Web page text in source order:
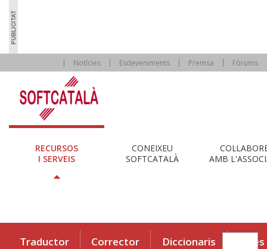
Notícies Esdeveniments Premsa Fòrums
RECURSOS
I SERVEIS
CONEIXEU
SOFTCATALÀ
AMB
Traductor Corrector Diccionaris Eines